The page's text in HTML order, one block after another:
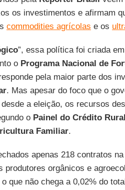
os investimentos e afirmam
commodities agrícolas e os
”, essa política foi criada
o Programa Nacional de
pela maior parte dos
. Mas apesar do foco que o
a eleição, os recursos
o Painel do Crédito
Familiar.
apenas 218 contratos
produtores orgânicos e
que não chega a 0,02% do